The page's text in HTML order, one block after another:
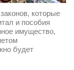
которые
и пособия
имущество,
будет